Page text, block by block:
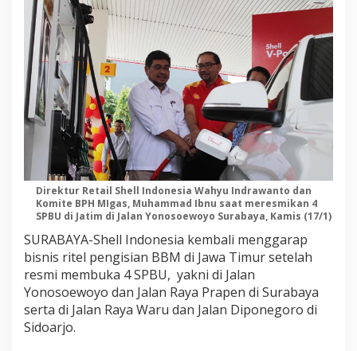
Direktur Retail Shell Indonesia Wahyu Indrawanto dan
Komite BPH MIgas, Muhammad Ibnu saat meresmikan 4
SPBU di Jatim di Jalan Yonosoewoyo Surabaya, Kamis (17/1)
SURABAYA-Shell Indonesia kembali menggarap
bisnis ritel pengisian BBM di Jawa Timur setelah
resmi membuka 4 SPBU, yakni di Jalan
Yonosoewoyo dan Jalan Raya Prapen di Surabaya
serta di Jalan Raya Waru dan Jalan Diponegoro di
Sidoarjo.